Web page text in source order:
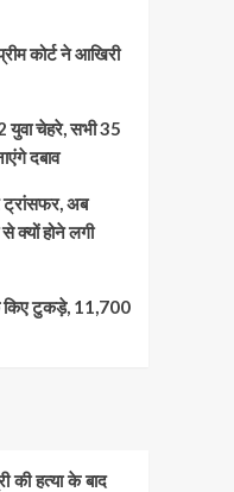
कोर्ट ने आखिरी
युवा चेहरे, सभी 35
दबाव
ट्रांसफर, अब
क्यों होने लगी
किए टुकड़े, 11,700
की हत्या के बाद